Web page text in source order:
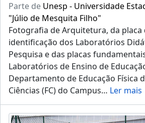
Parte de Unesp - Universidade
"Júlio de Mesquita Filho"
Fotografia de Arquitetura, da placa
identificação dos Laboratórios
Pesquisa e das placas
Laboratórios de Ensino de
Departamento de Educação Física
Ciências (FC) do Campus… Ler mais